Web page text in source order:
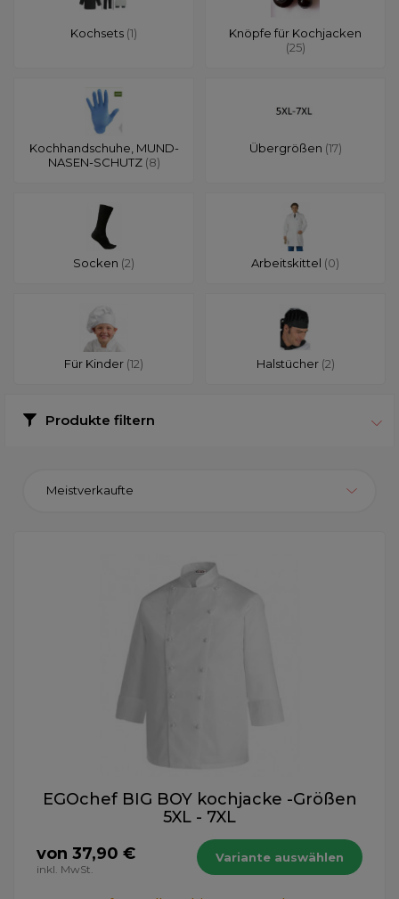
Kochsets (1)
Knöpfe für Kochjacken
(25)
Kochhandschuhe, MUND-
NASEN-SCHUTZ (8)
Übergrößen (17)
Socken (2) Arbeitskittel (0)
Für Kinder (12) Halstücher (2)
Produkte filtern
Meistverkaufte
EGOchef BIG BOY kochjacke -Größen
5XL - 7XL
von 37,90 €
inkl. MwSt.
Variante auswählen